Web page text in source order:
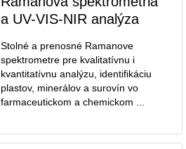
a UV-VIS-NIR analýza
Stolné a prenosné Ramanove
spektrometre pre kvalitatívnu i
kvantitatívnu analýzu, identifikáciu
plastov, minerálov a surovín vo
farmaceutickom a chemickom ...